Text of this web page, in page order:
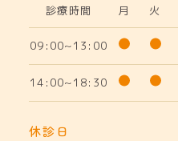
診療時間 月 火
09:00~13:00
14:00~18:30
休診日